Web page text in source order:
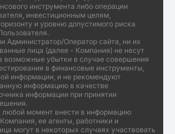
инструмента либо операции
инвестиционным целям,
и уровню допустимого риска
Оператор сайта, ни их
лица (далее - Компания) не несут
возможные убытки в случае совершения
в финансовые инструменты,
информации, и не рекомендуют
информацию в качестве
информации при принятии
любой момент внести в информацию
ее агенты, работники и
могут в некоторых случаях участвовать